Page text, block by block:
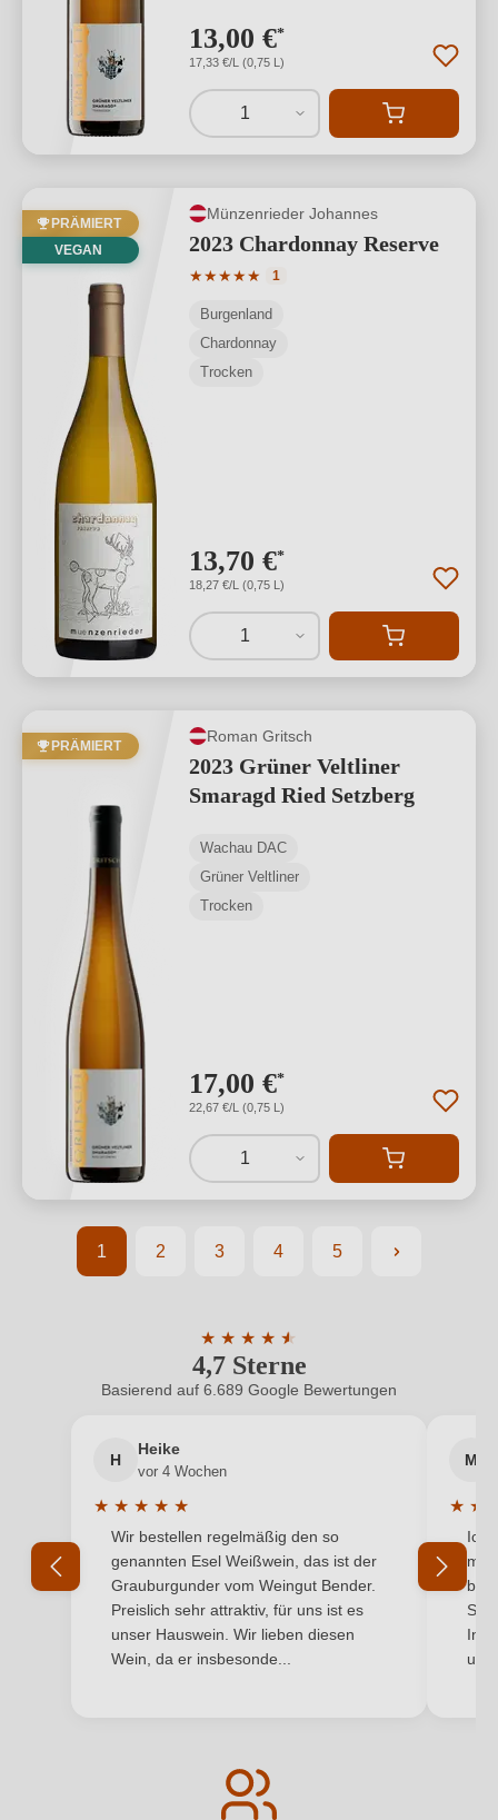
13,00 €*
17,33 €/L (0,75 L)
1
PRÄMIERT
VEGAN
Münzenrieder Johannes
2023 Chardonnay Reserve
★★★★★
Durchschnittliche Bewertung von 5
1
Burgenland
Chardonnay
Trocken
13,70 €*
18,27 €/L (0,75 L)
1
PRÄMIERT
Roman Gritsch
2023 Grüner Veltliner
Smaragd Ried Setzberg
Wachau DAC
Grüner Veltliner
Trocken
17,00 €*
22,67 €/L (0,75 L)
1
Seite
1
Seite
2
Seite
3
Seite
4
Seite
5
4,7 Sterne
★ ★ ★ ★ ★
★
Durchschnittliche Bewertung von 4.7
Basierend auf 6.689 Google Bewertungen
H
Heike
vor 4 Wochen
★ ★ ★ ★ ★
Durchschnittliche Bewertung von 5 von 5 Sternen
Wir bestellen regelmäßig den so
genannten Esel Weißwein, das ist der
Grauburgunder vom Weingut Bender.
Preislich sehr attraktiv, für uns ist es
unser Hauswein. Wir lieben diesen
Wein, da er insbesonde...
M
★ ★
Ich
mit
und